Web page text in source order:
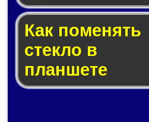
Как по­ме­нять
стек­ло в
планшете